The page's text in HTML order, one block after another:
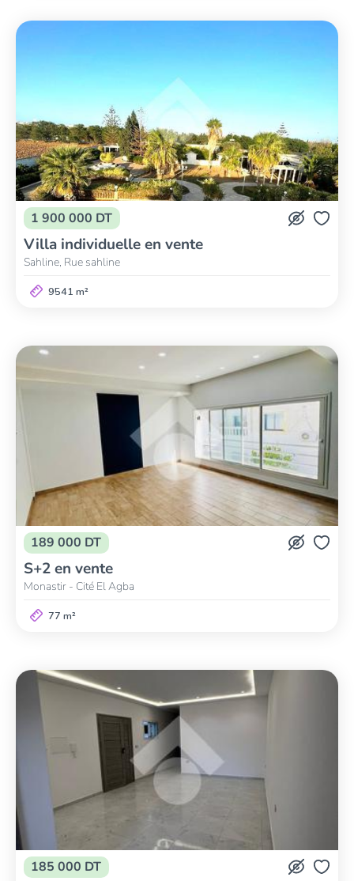
1 900 000 DT
Villa individuelle en vente
Sahline, Rue sahline
9541 m²
189 000 DT
S+2 en vente
Monastir - Cité El Agba
77 m²
185 000 DT